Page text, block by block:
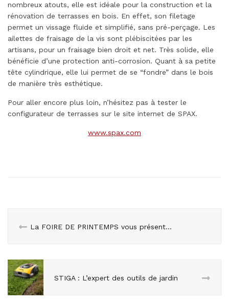
nombreux atouts, elle est idéale pour la construction et la
rénovation de terrasses en bois. En effet, son filetage
permet un vissage fluide et simplifié, sans pré-perçage. Les
ailettes de fraisage de la vis sont plébiscitées par les
artisans, pour un fraisage bien droit et net. Très solide, elle
bénéficie d’une protection anti-corrosion. Quant à sa petite
tête cylindrique, elle lui permet de se “fondre” dans le bois
de manière très esthétique.
Pour aller encore plus loin, n’hésitez pas à tester le
configurateur de terrasses sur le site internet de SPAX.
www.spax.com
La FOIRE DE PRINTEMPS vous présente les premiers lauréats du Trophée Gustave, projet porté par les Foires de France
STIGA : L’expert des outils de jardin